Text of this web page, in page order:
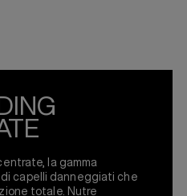
la gamma
capelli danneggiati che
totale. Nutre